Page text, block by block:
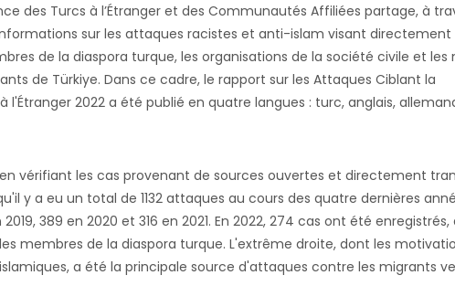
des Turcs à l’Étranger et des Communautés Affiliées partage, à
sur les attaques racistes et anti-islam visant directement
de la diaspora turque, les organisations de la société civile et les
de Türkiye. Dans ce cadre, le rapport sur les Attaques Ciblant la
l'Étranger 2022 a été publié en quatre langues : turc, anglais,
vérifiant les cas provenant de sources ouvertes et directement
y a eu un total de 1132 attaques au cours des quatre dernières
2019, 389 en 2020 et 316 en 2021. En 2022, 274 cas ont été enregistrés,
membres de la diaspora turque. L'extrême droite, dont les
a été la principale source d'attaques contre les migrants